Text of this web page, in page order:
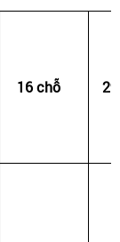
16 chỗ